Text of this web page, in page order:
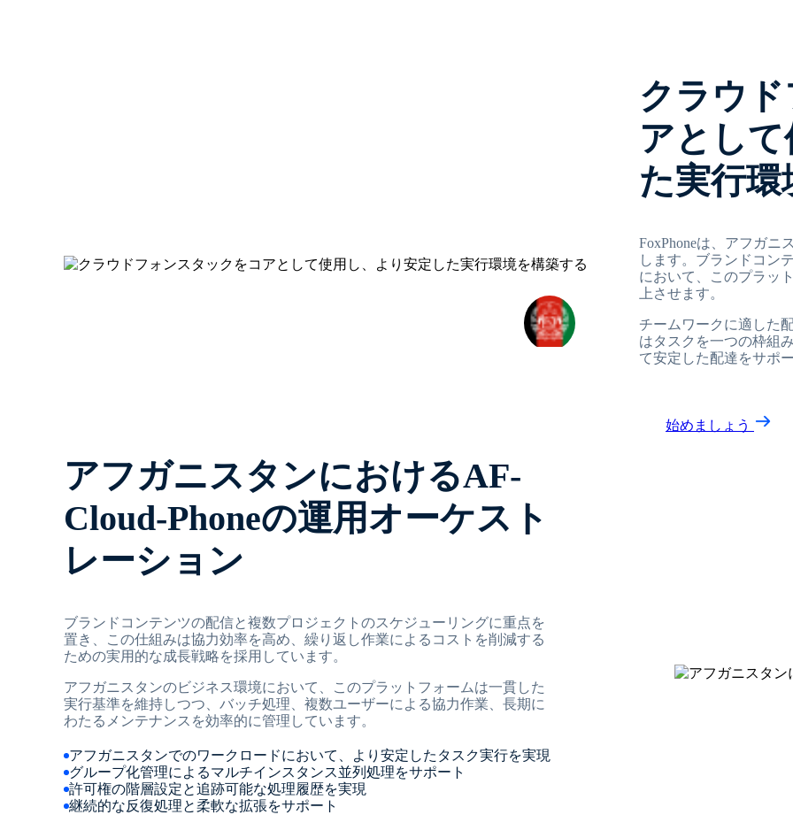
クラウ
アとし
た実行環
FoxPhoneは、アフガニ
します。ブランドコン
において、このプラッ
上させます。
チームワークに適した
はタスクを一つの枠組
て安定した配達をサポ
始めましょう
アフガニスタンにおけるAF-
Cloud-Phoneの運用オーケスト
レーション
ブランドコンテンツの配信と複数プロジェクトのスケジューリングに重点を
置き、この仕組みは協力効率を高め、繰り返し作業によるコストを削減する
ための実用的な成長戦略を採用しています。
アフガニスタンのビジネス環境において、このプラットフォームは一貫した
実行基準を維持しつつ、バッチ処理、複数ユーザーによる協力作業、長期に
わたるメンテナンスを効率的に管理しています。
アフガニスタンでのワークロードにおいて、より安定したタスク実行を実現
グループ化管理によるマルチインスタンス並列処理をサポート
許可権の階層設定と追跡可能な処理履歴を実現
継続的な反復処理と柔軟な拡張をサポート